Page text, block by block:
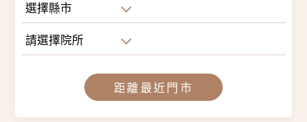
選擇縣市
請選擇院所
距離最近門市